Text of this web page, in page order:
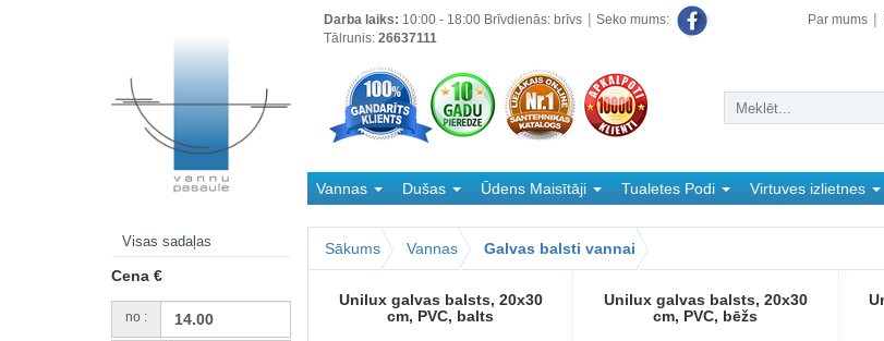
Visas sadaļas
Cena €
no :
Darba laiks: 10:00 - 18:00 Brīvdienās: brīvs
Tālrunis: 26637111
Seko mums: Par mums
Vannas Dušas Ūdens Maisītāji Tualetes Podi Virtuves izlietnes
Sākums
Vannas Galvas balsti vannai
Unilux galvas balsts, 20x30
cm, PVC, balts
Unilux galvas balsts, 20x30
cm, PVC, bēžs